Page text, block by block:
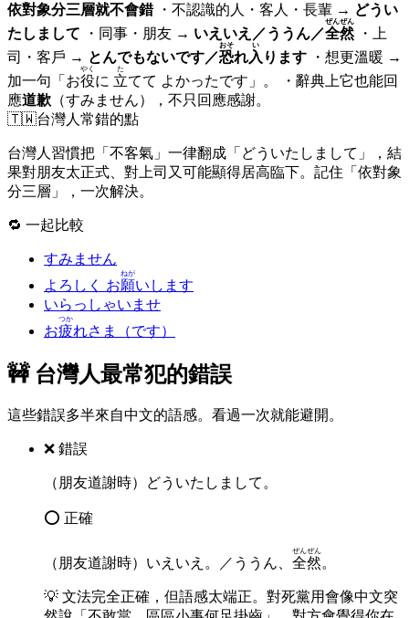
依對象分三層就不會錯・不認識的人・客人・長輩 → どうい
たしまして ・同事・朋友 → いえいえ／ううん／全然
ぜんぜん
・上
司・客戶 → とんでもないです／恐
おそ
れ入
い
ります ・想更溫暖 →
加一句「お役
やく
に 立
た
てて よかったです」。 ・辭典上它也能回
應道歉 （すみません），不只回應感謝。
🇹🇼台灣人常錯的點
台灣人習慣把「不客氣」一律翻成「どういたしまして」，結
果對朋友太正式、對上司又可能顯得居高臨下。記住「依對象
分三層」，一次解決。
🔁 一起比較
すみません
よろしく お願
ねが
いします
いらっしゃいませ
お疲
つか
れさま（です）
🚧 台灣人最常犯的錯誤
這些錯誤多半來自中文的語感。看過一次就能避開。
❌ 錯誤
（朋友道謝時）どういたしまして。
⭕ 正確
（朋友道謝時）いえいえ。／ううん、 全然
ぜんぜん
。
💡 文法完全正確，但語感太端正。對死黨用會像中文突